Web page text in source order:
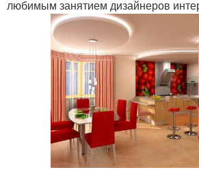
любимым занятием дизайнеров